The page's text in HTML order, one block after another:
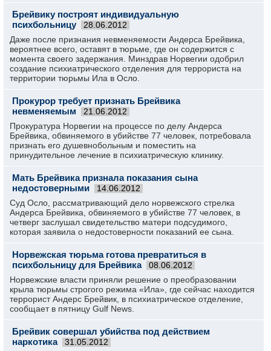
Брейвику построят индивидуальную
психбольницу
28.06.2012
Даже после признания невменяемости Андерса Брейвика,
вероятнее всего, оставят в тюрьме, где он содержится с
момента своего задержания. Минздрав Норвегии одобрил
создание психиатрического отделения для террориста на
территории тюрьмы Ила в Осло.
Прокурор требует признать Брейвика
невменяемым
21.06.2012
Прокуратура Норвегии на процессе по делу Андерса
Брейвика, обвиняемого в убийстве 77 человек, потребовала
признать его душевнобольным и поместить на
принудительное лечение в психиатрическую клинику.
Мать Брейвика признала показания сына
недостоверными
14.06.2012
Суд Осло, рассматривающий дело норвежского стрелка
Андерса Брейвика, обвиняемого в убийстве 77 человек, в
четверг заслушал свидетельство матери подсудимого,
которая заявила о недостоверности показаний ее сына.
Норвежская тюрьма готова превратиться в
психбольницу для Брейвика
08.06.2012
Норвежские власти приняли решение о преобразовании
крыла тюрьмы строгого режима «Ила», где сейчас находится
террорист Андерс Брейвик, в психиатрическое отделение,
сообщает в пятницу Gulf News.
Брейвик совершал убийства под действием
наркотика
31.05.2012